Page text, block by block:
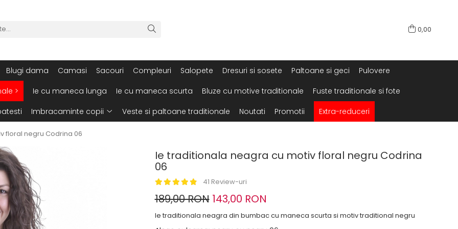
0,00
Blugi dama Camasi Sacouri Compleuri Salopete Dresuri si sosete Paltoane si geci
Pulovere
> Ie cu maneca lunga Ie cu maneca scurta Bluze cu motive traditionale
Fuste traditionale si fote
Imbracaminte copii Veste si paltoane traditionale Noutati Promotii Extra-reduceri
floral negru Codrina 06
Ie traditionala neagra cu motiv floral negru Codrina
06
41 Review-uri
189,00 RON 143,00 RON
Ie traditionala neagra din bumbac cu maneca scurta si motiv traditional negru